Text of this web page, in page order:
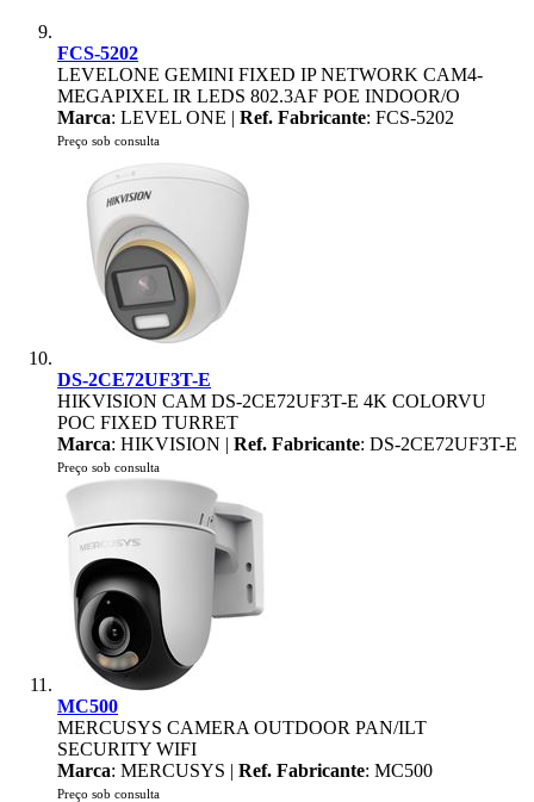
FCS-5202
LEVELONE GEMINI FIXED IP NETWORK CAM4-
MEGAPIXEL IR LEDS 802.3AF POE INDOOR/O
Marca: LEVEL ONE | Ref. Fabricante: FCS-5202
Preço sob consulta
DS-2CE72UF3T-E
HIKVISION CAM DS-2CE72UF3T-E 4K COLORVU
POC FIXED TURRET
Marca: HIKVISION | Ref. Fabricante: DS-2CE72UF3T-E
Preço sob consulta
MC500
MERCUSYS CAMERA OUTDOOR PAN/ILT
SECURITY WIFI
Marca: MERCUSYS | Ref. Fabricante: MC500
Preço sob consulta